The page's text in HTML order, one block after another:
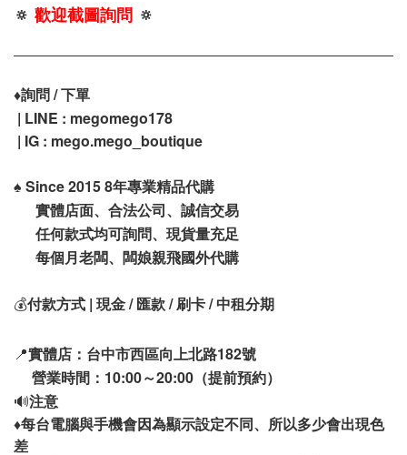
🔅 歡迎截圖詢問 🔅
♦️詢問 / 下單
| LINE : megomego178
| IG : mego.mego_boutique
♠️ Since 2015 8年專業精品代購
實體店面、合法公司、誠信交易
任何款式均可詢問、現貨量充足
每個月老闆、闆娘親飛國外代購
💰付款方式 | 現金 / 匯款 / 刷卡 / 中租分期
📍實體店：台中市西區向上北路182號
營業時間：10:00～20:00（提前預約）
🔊注意
♦️每台電腦與手機會因為顯示設定不同、所以多少會出現色
差